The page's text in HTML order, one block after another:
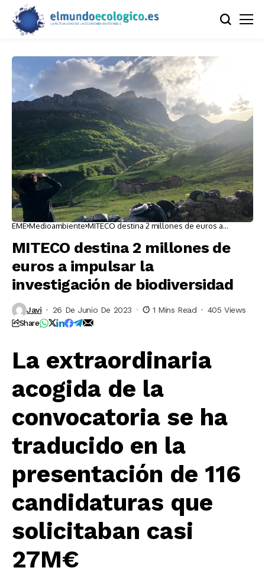
EME Medioambiente MITECO destina 2 millones de euros a
MITECO destina 2 millones de
euros a impulsar la
investigación de biodiversidad
Javi 26 De Junio De 2023 1 Mins Read 405 Views
Share
La extraordinaria
acogida de la
convocatoria se ha
traducido en la
presentación de 116
candidaturas que
solicitaban casi
27M€